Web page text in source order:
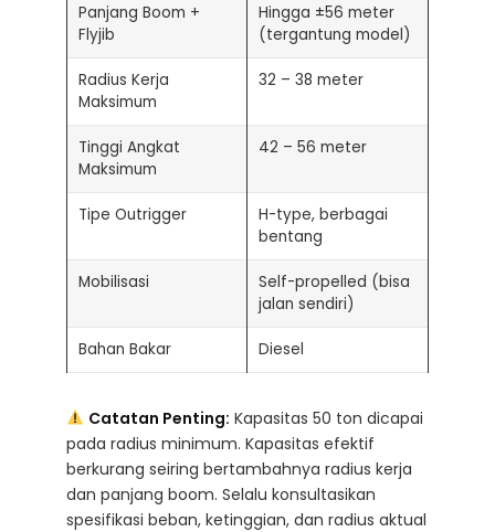
Panjang Boom +
Flyjib
Hingga ±56 meter
(tergantung model)
Radius Kerja
Maksimum
32 – 38 meter
Tinggi Angkat
Maksimum
42 – 56 meter
Tipe Outrigger
H-type, berbagai
bentang
Mobilisasi
Self-propelled (bisa
jalan sendiri)
Bahan Bakar Diesel
Catatan Penting: Kapasitas 50 ton dicapai
pada radius minimum. Kapasitas efektif
berkurang seiring bertambahnya radius kerja
dan panjang boom. Selalu konsultasikan
spesifikasi beban, ketinggian, dan radius aktual